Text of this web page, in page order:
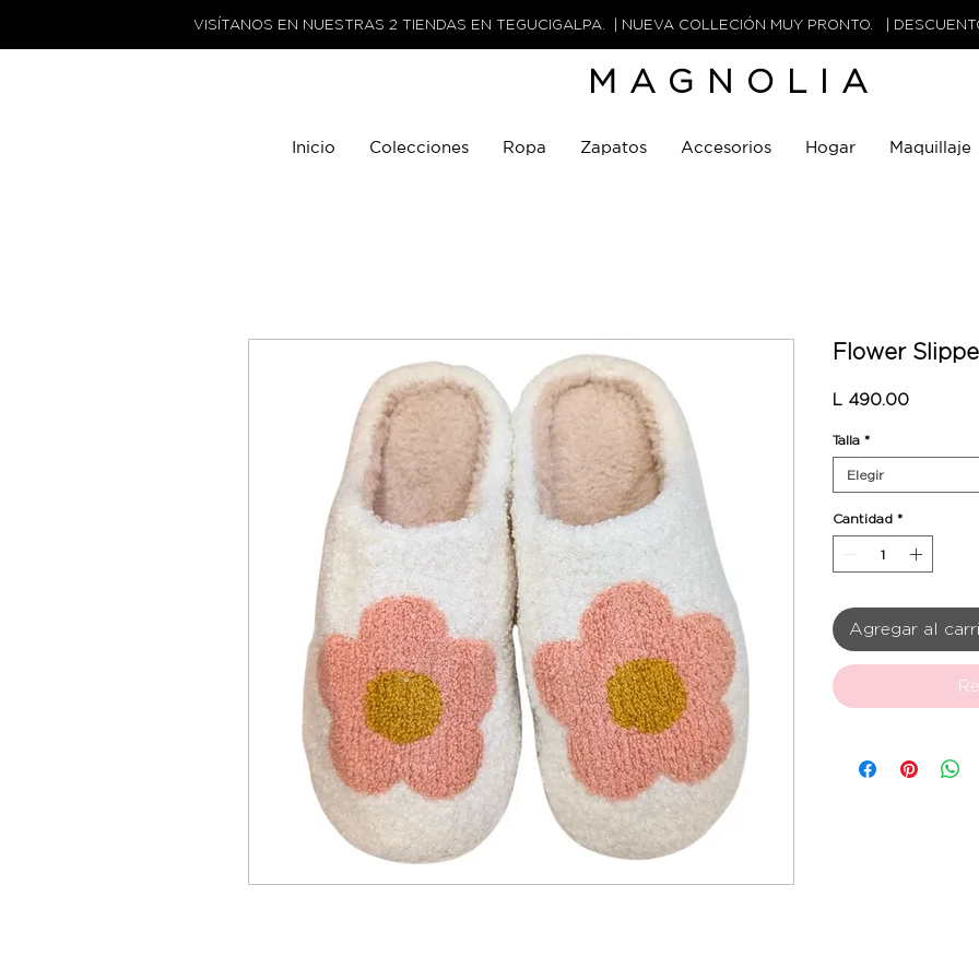
VISÍTANOS EN NUESTRAS 2 TIENDAS EN TEGUCIGALPA. | NUEVA COLLECIÓN MUY PRONTO. |
MAGNOLIA
Inicio Colecciones Ropa Zapatos Accesorios Hogar Maquillaje
Flower
L 490.00Precio
Talla *
Elegir
Cantidad *
Agregar al